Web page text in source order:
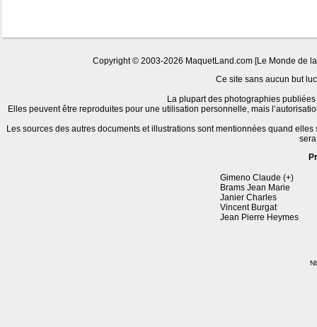
Copyright © 2003-2026 MaquetLand.com [Le Monde de
Ce site sans aucun but
La plupart des photographies
Elles peuvent être reproduites pour une utilisation personnelle, mais
Les sources des autres documents et illustrations sont mentionnées quand
Gimeno Claude (+)
Brams Jean Marie
Janier Charles
Vincent Burgat
Jean Pierre Heymes